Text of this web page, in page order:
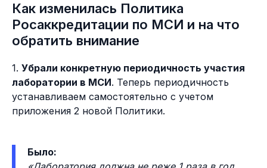
Как изменилась Политика
Росаккредитации по МСИ и на что
обратить внимание
1. Убрали конкретную периодичность участия
лаборатории в МСИ. Теперь периодичность
устанавливаем самостоятельно с учетом
приложения 2 новой Политики.
Было: